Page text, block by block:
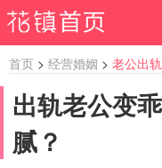
首页 > 经营婚姻 > 老公出轨
出轨老公变
腻？